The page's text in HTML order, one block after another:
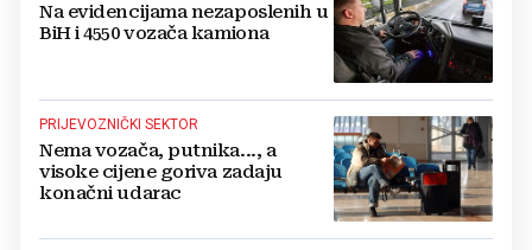
Na evidencijama nezaposlenih u
BiH i 4550 vozača kamiona
PRIJEVOZNIČKI SEKTOR
Nema vozača, putnika..., a
visoke cijene goriva zadaju
konačni udarac